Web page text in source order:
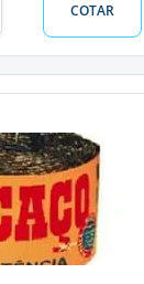
COTAR